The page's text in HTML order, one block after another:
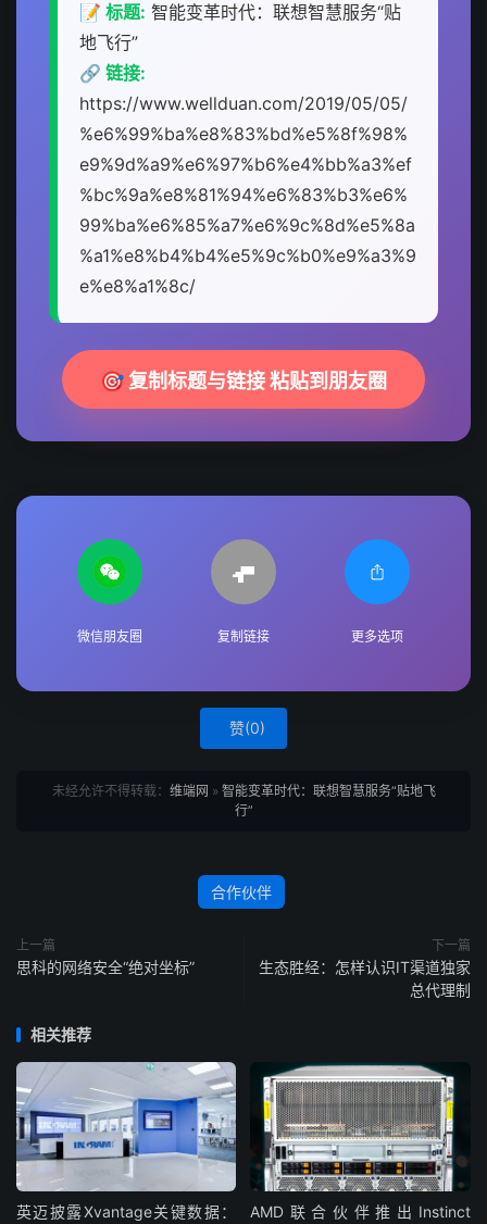
📝 标题: 智能变革时代：联想智慧服务“贴
地飞行”
🔗 链接:
https://www.wellduan.com/2019/05/05/
%e6%99%ba%e8%83%bd%e5%8f%98%
e9%9d%a9%e6%97%b6%e4%bb%a3%ef
%bc%9a%e8%81%94%e6%83%b3%e6%
99%ba%e6%85%a7%e6%9c%8d%e5%8a
%a1%e8%b4%b4%e5%9c%b0%e9%a3%9
e%e8%a1%8c/
🎯 复制标题与链接 粘贴到朋友圈
微信朋友圈 复制链接 更多选项
赞(0)
未经允许不得转载： 维端网 » 智能变革时代：联想智慧服务“贴地飞
行”
合作伙伴
上一篇
思科的网络安全“绝对坐标”
下一篇
生态胜经：怎样认识IT渠道独家
总代理制
相关推荐
英迈披露Xvantage关键数据：
AMD联合伙伴推出Instinct